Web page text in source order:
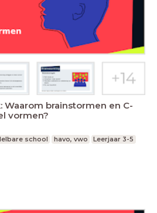
brainstormen en C-
vormen?
school havo, vwo Leerjaar 3-5